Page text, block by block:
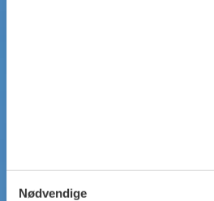
Nødvendige